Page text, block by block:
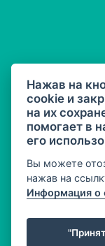
Нажав на
cookie и
на их
помогает в
его
Вы можете
нажав на
Информация о